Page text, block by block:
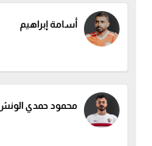
أسامة إبراهيم
محمود حمدي